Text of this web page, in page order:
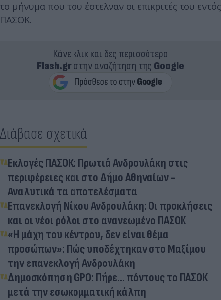
το μήνυμα που του έστελναν οι επικριτές του εντός
ΠΑΣΟΚ.
Κάνε κλικ και δες περισσότερο
Flash.grστην αναζήτηση της Google
Διάβασε σχετικά
Εκλογές ΠΑΣΟΚ: Πρωτιά Ανδρουλάκη στις
περιφέρειες και στο Δήμο Αθηναίων -
Αναλυτικά τα αποτελέσματα
Επανεκλογή Νίκου Ανδρουλάκη: Οι προκλήσεις
και οι νέοι ρόλοι στο ανανεωμένο ΠΑΣΟΚ
«Η μάχη του κέντρου, δεν είναι θέμα
προσώπων»: Πώς υποδέχτηκαν στο Μαξίμου
την επανεκλογή Ανδρουλάκη
Δημοσκόπηση GPO: Πήρε... πόντους το ΠΑΣΟΚ
μετά την εσωκομματική κάλπη